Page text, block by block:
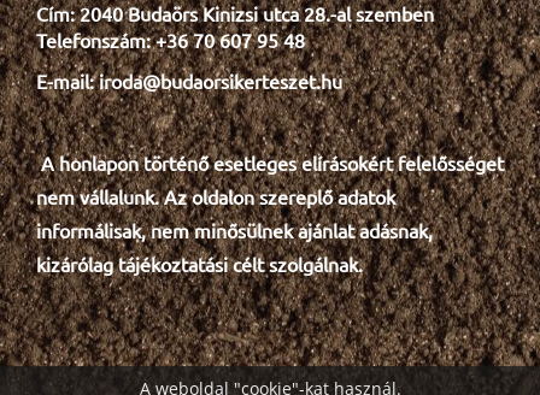
A weboldal "cookie"-kat használ.
Cím: 2040 Budaörs Kinizsi utca 28.-al szemben
Telefonszám: +36 70 607 95 48
E-mail: iroda@budaorsikerteszet.hu
A honlapon történő esetleges elírásokért felelősséget
nem vállalunk. Az oldalon szereplő adatok
informálisak, nem minősülnek ajánlat adásnak,
kizárólag tájékoztatási célt szolgálnak.